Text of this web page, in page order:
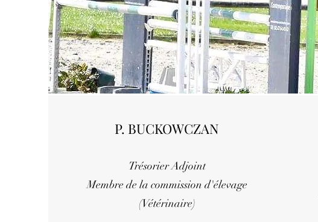
P. BUCKOWCZAN
Trésorier Adjoint
Membre de la commission d'élevage
(Vétérinaire)